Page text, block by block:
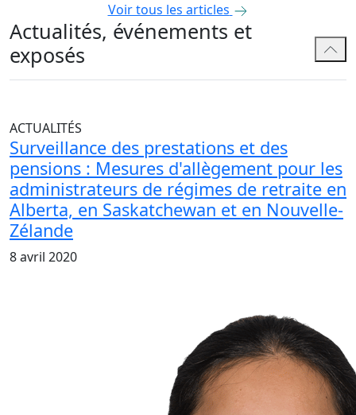
Voir tous les articles
Actualités, événements et
exposés
ACTUALITÉS
Surveillance des prestations et des
pensions : Mesures d'allègement pour les
administrateurs de régimes de retraite en
Alberta, en Saskatchewan et en Nouvelle-
Zélande
8 avril 2020